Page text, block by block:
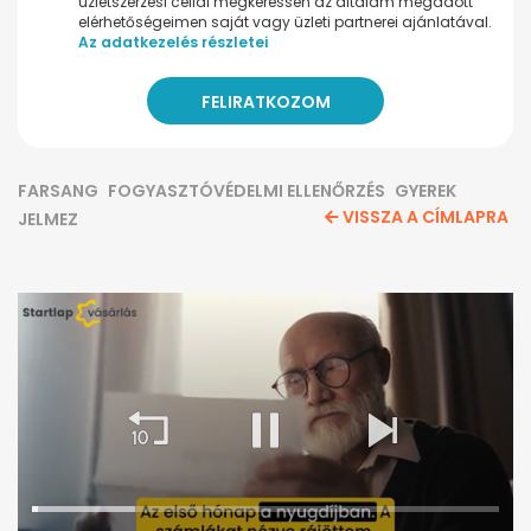
elérhetőségeimen saját vagy üzleti partnerei ajánlatával.
Az adatkezelés részletei
FARSANG FOGYASZTÓVÉDELMI ELLENŐRZÉS GYEREK
JELMEZ
VISSZA A CÍMLAPRA